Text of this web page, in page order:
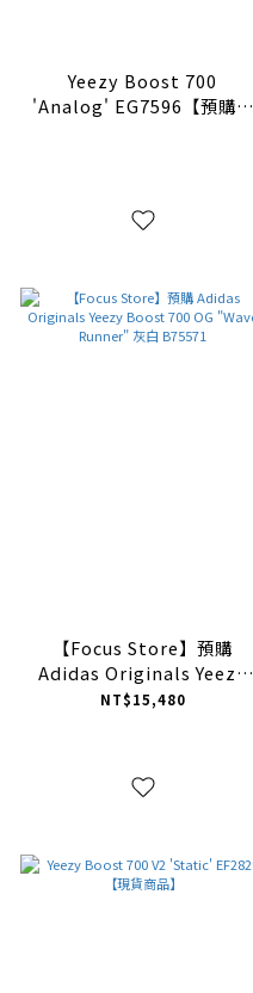
Yeezy Boost 700
'Analog' EG7596【預購商
【Focus Store】預購
Adidas Originals Yeezy
Boost 700 OG "Wave
NT$15,480